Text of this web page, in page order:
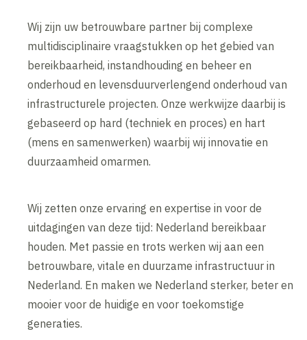
Wij zijn uw betrouwbare partner bij complexe
multidisciplinaire vraagstukken op het gebied van
bereikbaarheid, instandhouding en beheer en
onderhoud en levensduurverlengend onderhoud van
infrastructurele projecten. Onze werkwijze daarbij is
gebaseerd op hard (techniek en proces) en hart
(mens en samenwerken) waarbij wij innovatie en
duurzaamheid omarmen.
Wij zetten onze ervaring en expertise in voor de
uitdagingen van deze tijd: Nederland bereikbaar
houden. Met passie en trots werken wij aan een
betrouwbare, vitale en duurzame infrastructuur in
Nederland. En maken we Nederland sterker, beter en
mooier voor de huidige en voor toekomstige
generaties.